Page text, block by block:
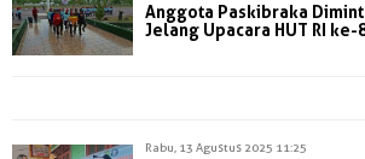
Anggota Paskibraka
Jelang Upacara HUT RI ke-
Rabu, 13 Agustus 2025 11:25